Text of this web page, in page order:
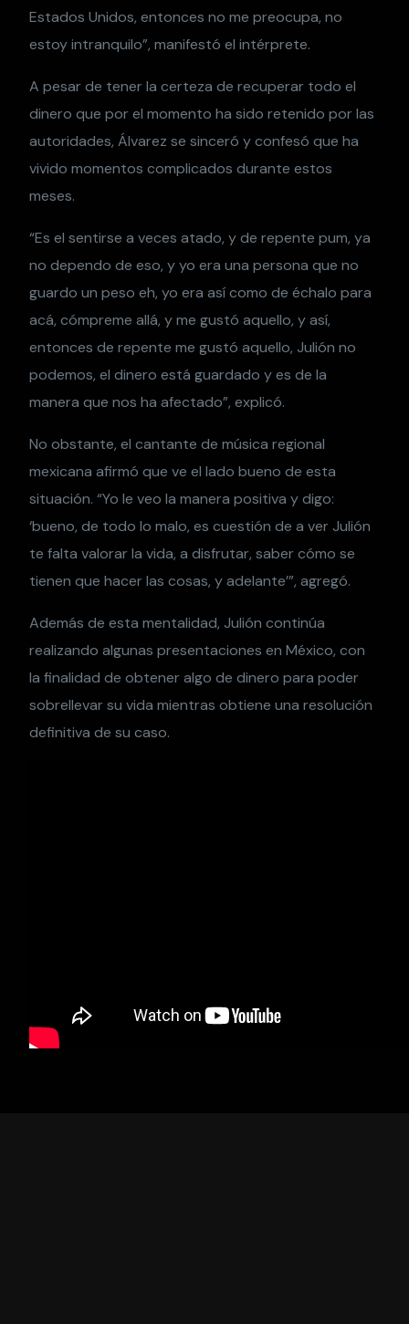
Estados Unidos, entonces no me preocupa, no
estoy intranquilo”, manifestó el intérprete.
A pesar de tener la certeza de recuperar todo el
dinero que por el momento ha sido retenido por las
autoridades, Álvarez se sinceró y confesó que ha
vivido momentos complicados durante estos
meses.
“Es el sentirse a veces atado, y de repente pum, ya
no dependo de eso, y yo era una persona que no
guardo un peso eh, yo era así como de échalo para
acá, cómpreme allá, y me gustó aquello, y así,
entonces de repente me gustó aquello, Julión no
podemos, el dinero está guardado y es de la
manera que nos ha afectado”, explicó.
No obstante, el cantante de música regional
mexicana afirmó que ve el lado bueno de esta
situación. “Yo le veo la manera positiva y digo:
‘bueno, de todo lo malo, es cuestión de a ver Julión
te falta valorar la vida, a disfrutar, saber cómo se
tienen que hacer las cosas, y adelante’”, agregó.
Además de esta mentalidad, Julión continúa
realizando algunas presentaciones en México, con
la finalidad de obtener algo de dinero para poder
sobrellevar su vida mientras obtiene una resolución
definitiva de su caso.